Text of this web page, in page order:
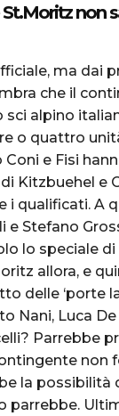
non
ma dai
che il
sci alpino
o quattro
e Fisi
Kitzbuehel e
i qualificati. A
e Stefano
lo speciale
allora, e
delle ‘porte
Nani, Luca
Parrebbe
non
la possibilità
parrebbe.